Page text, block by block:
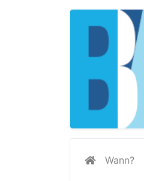
Wann?